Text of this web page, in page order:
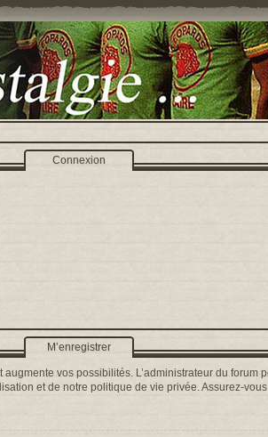
Connexion
M’enregistrer
vos possibilités. L’administrateur du
et de notre politique de vie privée. Assurez-